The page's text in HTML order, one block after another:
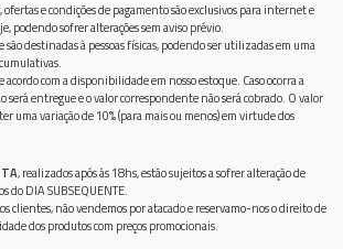
e condições de pagamento são exclusivos para internet e
podendo sofrer alterações sem aviso prévio.
são destinadas à pessoas físicas, podendo ser utilizadas em uma
com a disponibilidade em nosso estoque. Caso ocorra a
será entregue e o valor correspondente não será cobrado. O valor
uma variação de 10% (para mais ou menos) em virtude dos
, realizados após ás 18hs, estão sujeitos a sofrer alteração de
do DIA SUBSEQUENTE.
clientes, não vendemos por atacado e reservamo-nos o direito de
dos produtos com preços promocionais.